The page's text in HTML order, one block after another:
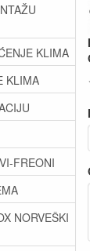
KLIMA
KLIMA
FREONI
NORVEŠKI